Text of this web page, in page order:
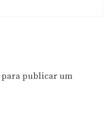
para publicar um